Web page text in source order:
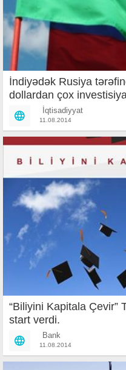
İndiyədək Rusiya
dollardan çox
İqtisadiyyat
11.08.2014
“Biliyini Kapitala Çevir”
start verdi.
Bank
11.08.2014